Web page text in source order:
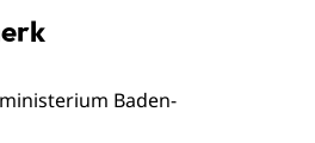
Baden-